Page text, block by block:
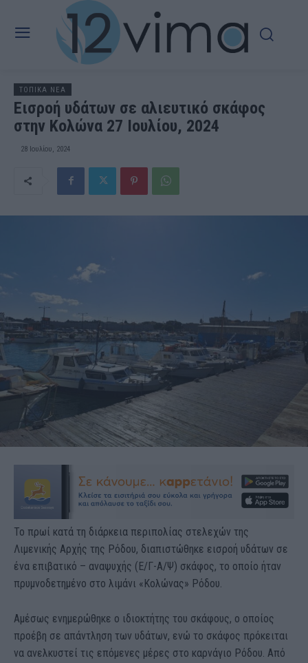
ΤΟΠΙΚΑ ΝΕΑ
Εισροή υδάτων σε αλιευτικό σκάφος
στην Κολώνα 27 Ιουλίου, 2024
28 Ιουλίου, 2024
Το πρωί κατά τη διάρκεια περιπολίας στελεχών της
Λιμενικής Αρχής της Ρόδου, διαπιστώθηκε εισροή υδάτων σε
ένα επιβατικό – αναψυχής (Ε/Γ-Α/Ψ) σκάφος, το οποίο ήταν
πρυμνοδετημένο στο λιμάνι «Κολώνας» Ρόδου.
Αμέσως ενημερώθηκε ο ιδιοκτήτης του σκάφους, ο οποίος
προέβη σε απάντληση των υδάτων, ενώ το σκάφος πρόκειται
να ανελκυστεί τις επόμενες μέρες στο καρνάγιο Ρόδου. Από